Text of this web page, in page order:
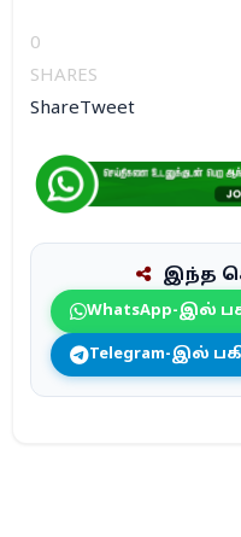
0
SHARES
ShareTweet
இந்த
WhatsApp-இல்
Telegram-இல்